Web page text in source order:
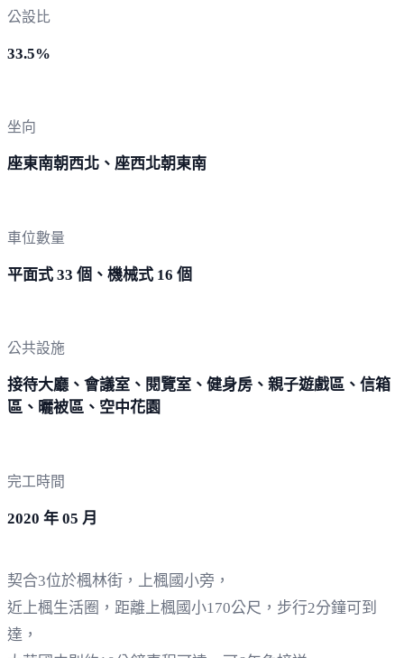
公設比
33.5%
坐向
座東南朝西北、座西北朝東南
車位數量
平面式 33 個、機械式 16 個
公共設施
接待大廳、會議室、閱覽室、健身房、親子遊戲區、信箱
區、曬被區、空中花園
完工時間
2020 年 05 月
契合3位於楓林街，上楓國小旁，
近上楓生活圈，距離上楓國小170公尺，步行2分鐘可到
達，